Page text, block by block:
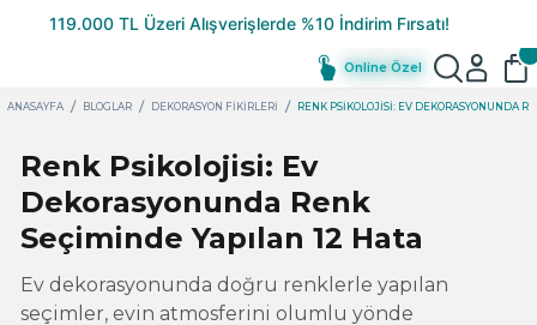
Online Özel
ANASAYFA BLOGLAR DEKORASYON FIKIRLERI RENK PSIKOLOJISI: EV DEKORASYONUNDA
Renk Psikolojisi: Ev
Dekorasyonunda Renk
Seçiminde Yapılan 12 Hata
Ev dekorasyonunda doğru renklerle yapılan
seçimler, evin atmosferini olumlu yönde